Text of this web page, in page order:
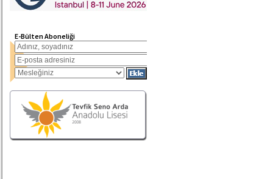
E-Bülten Aboneliği